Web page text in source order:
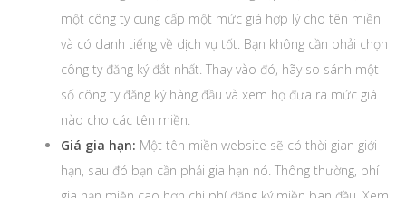
một công ty cung cấp một mức giá hợp lý cho tên miền
và có danh tiếng về dịch vụ tốt. Bạn không cần phải chọn
công ty đăng ký đắt nhất. Thay vào đó, hãy so sánh một
số công ty đăng ký hàng đầu và xem họ đưa ra mức giá
nào cho các tên miền.
Giá gia hạn: Một tên miền website sẽ có thời gian giới
hạn, sau đó bạn cần phải gia hạn nó. Thông thường, phí